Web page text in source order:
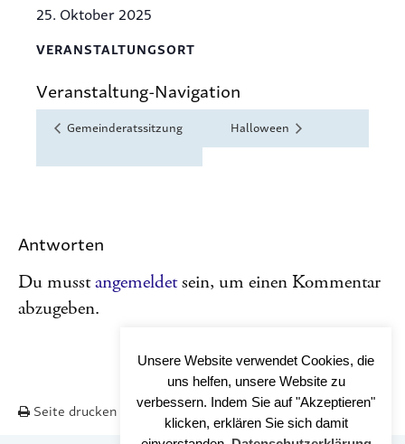
25. Oktober 2025
VERANSTALTUNGSORT
Veranstaltung-Navigation
Gemeinderatssitzung Halloween
Antworten
Du musstangemeldetsein, um einen Kommentar
abzugeben.
Seite drucken Nach OBEN
Unsere Website verwendet Cookies, die
uns helfen, unsere Website zu
verbessern. Indem Sie auf "Akzeptieren"
klicken, erklären Sie sich damit